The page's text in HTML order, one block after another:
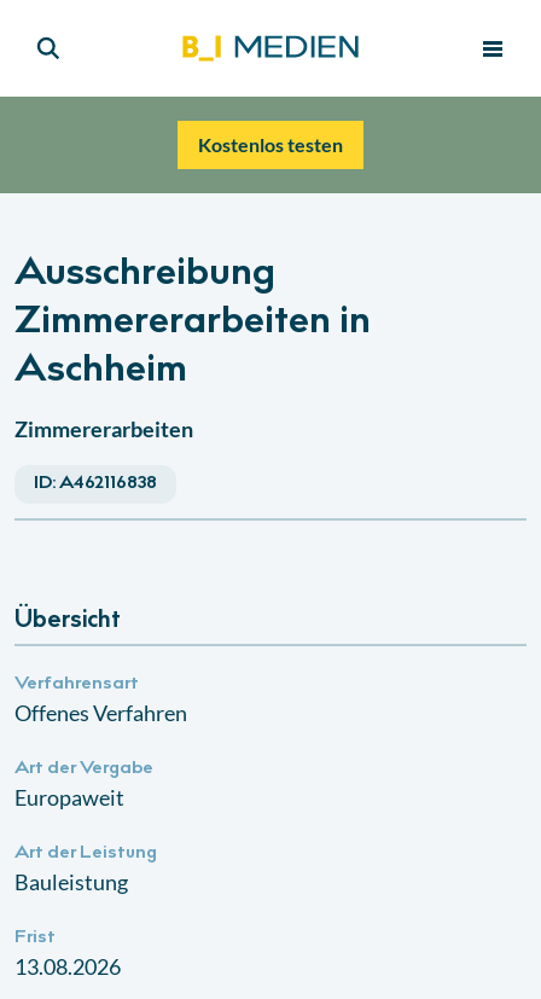
Kostenlos testen
Ausschreibung
Zimmererarbeiten in
Aschheim
Zimmererarbeiten
ID:A462116838
Übersicht
Verfahrensart
Offenes Verfahren
Art der Vergabe
Europaweit
Art der Leistung
Bauleistung
Frist
13.08.2026